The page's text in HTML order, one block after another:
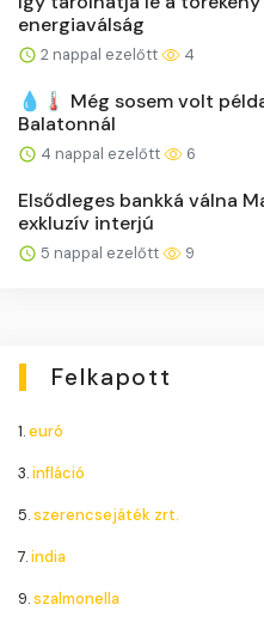
energiaválság
2 nappal ezelőtt 4
💧🌡️ Még sosem volt
Balatonnál
4 nappal ezelőtt 6
Elsődleges bankká válna
exkluzív interjú
5 nappal ezelőtt 9
Felkapott
1.euró
3.infláció
5.szerencsejáték zrt.
7.india
9.szalmonella